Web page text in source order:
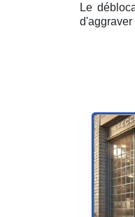
Le
d'aggraver